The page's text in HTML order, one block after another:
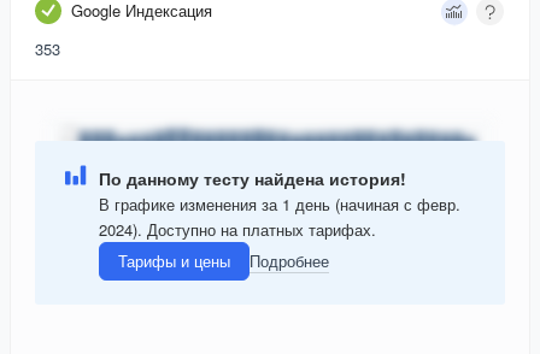
Google Индексация
353
По данному тесту найдена история!
В графике изменения за 1 день (начиная с февр.
2024). Доступно на платных тарифах.
Тарифы и цены
Подробнее